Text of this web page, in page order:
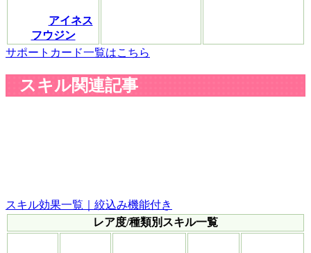
アイネス
フウジン
サポートカード一覧はこちら
スキル関連記事
スキル効果一覧｜絞込み機能付き
レア度/種類別スキル一覧